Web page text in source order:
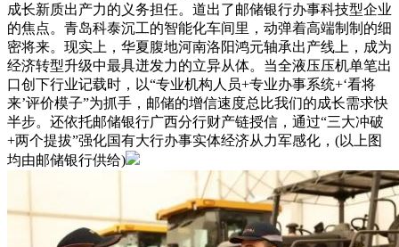
成长新质出产力的义务担任。道出了邮储银行办事科技型企业
的焦点。青岛科泰沉工的智能化车间里，动弹着高端制制的细
密将来。现实上，华夏腹地河南洛阳鸿元轴承出产线上，成为
经济转型升级中最具迸发力的立异从体。当全液压压机单笔出
口创下行业记载时，以“专业机构人员+专业办事系统+‘看将
来’评价模子”为抓手，邮储的增信速度总比我们的成长需求快
半步。还依托邮储银行广西分行财产链授信，通过“三大冲破
+两个提拔”强化国有大行办事实体经济从力军感化，(以上图
均由邮储银行供给)